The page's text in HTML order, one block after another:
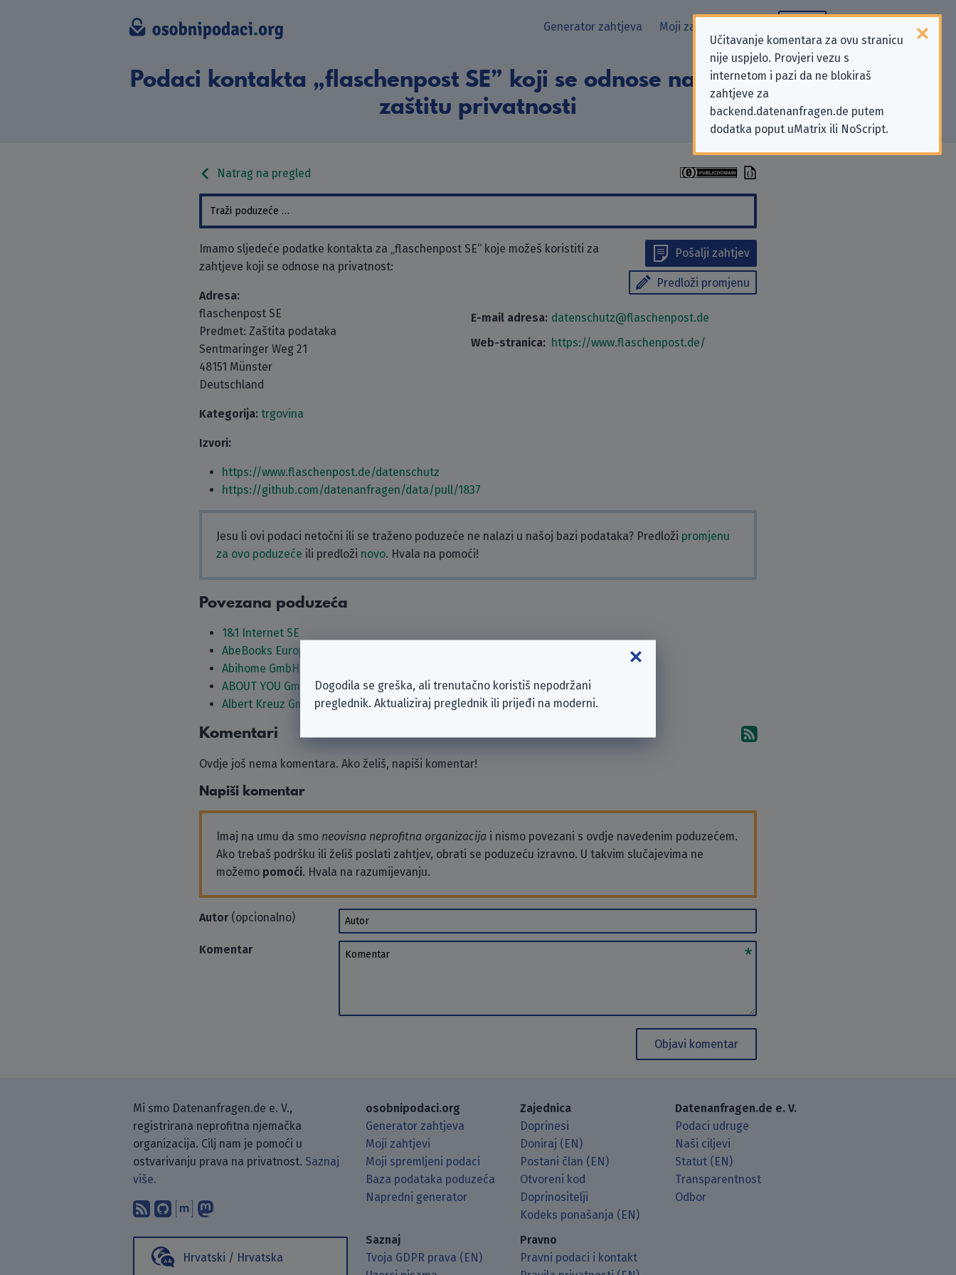
Učitavanje komentara za ovu stranicu
nije uspjelo. Provjeri vezu s
internetom i pazi da ne blokiraš
zahtjeve za
backend.datenanfragen.de putem
dodatka poput uMatrix ili NoScript.
Generator zahtjeva Moji zahtjevi
Podaci kontakta „flaschenpost SE” koji se odnose na zahtjeve za
zaštitu privatnosti
Natrag na pregled
Pošalji zahtjev
Predloži promjenu
Imamo sljedeće podatke kontakta za „flaschenpost SE“ koje možeš koristiti za
zahtjeve koji se odnose na privatnost:
Adresa:
flaschenpost SE
Predmet: Zaštita podataka
Sentmaringer Weg 21
48151 Münster
Deutschland
E-mail adresa: datenschutz@flaschenpost.de
Web-stranica: https://www.flaschenpost.de/
Kategorija: trgovina
Izvori:
https://www.flaschenpost.de/datenschutz
https://github.com/datenanfragen/data/pull/1837
Jesu li ovi podaci netočni ili se traženo poduzeće ne nalazi u našoj bazi podataka? Predloži promjenu
za ovo poduzeće ili predloži novo. Hvala na pomoći!
Povezana poduzeća
1&1 Internet SE
AbeBooks Europe GmbH
Abihome GmbH
ABOUT YOU GmbH
Albert Kreuz GmbH
Komentari Pretplati se na komentare
Ovdje još nema komentara. Ako želiš, napiši komentar!
Napiši komentar
Imaj na umu da smo neovisna neprofitna organizacija i nismo povezani s ovdje navedenim poduzećem.
Ako trebaš podršku ili želiš poslati zahtjev, obrati se poduzeću izravno. U takvim slučajevima ne
možemo pomoći. Hvala na razumijevanju.
Autor(opcionalno) Autor
Komentar Komentar
Objavi komentar
Mi smo Datenanfragen.de e. V.,
registrirana neprofitna njemačka
organizacija. Cilj nam je pomoći u
ostvarivanju prava na privatnost. Saznaj
više.
Pretplati se na naš blog koristeći RSS čitač.
Pronađi nas na GitHubu.
Raspravljaj s nama putem Matrixa.
Prati nas na Mastodonu.
Hrvatski / Hrvatska
osobnipodaci.org
Generator zahtjeva
Moji zahtjevi
Moji spremljeni podaci
Baza podataka poduzeća
Napredni generator
Zajednica
Doprinesi
Doniraj (EN)
Postani član (EN)
Otvoreni kod
Doprinositelji
Kodeks ponašanja (EN)
Datenanfragen.de e. V.
Podaci udruge
Naši ciljevi
Statut (EN)
Transparentnost
Odbor
Saznaj
Tvoja GDPR prava (EN)
Pravno
Pravni podaci i kontakt
Dogodila se greška, ali trenutačno koristiš nepodržani
preglednik. Aktualiziraj preglednik ili prijeđi na moderni.